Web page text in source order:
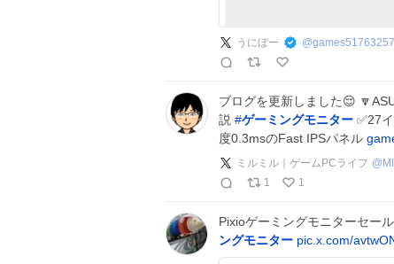
うにぼー @games51763257
ブログを更新しました😌
説 #ゲーミングモニター ✅27
度0.3msのFast IPSパネル
ミルミル｜ゲームPCライフ @
1
1
Pixioゲーミングモニターセー
ングモニター pic.x.com/